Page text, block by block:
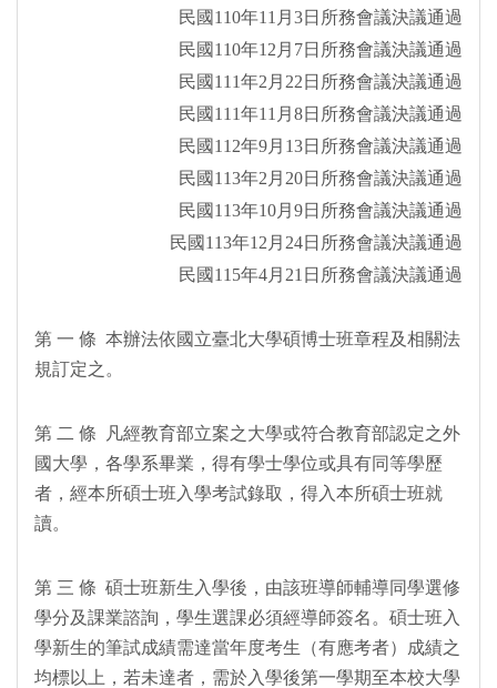
民國110年11月3日所務會議決議通過
民國110年12月7日所務會議決議通過
民國111年2月22日所務會議決議通過
民國111年11月8日所務會議決議通過
民國112年9月13日所務會議決議通過
民國113年2月20日所務會議決議通過
民國113年10月9日所務會議決議通過
民國113年12月24日所務會議決議通過
民國115年4月21日所務會議決議通過
第 一 條 本辦法依國立臺北大學碩博士班章程及相關法
規訂定之。
第 二 條 凡經教育部立案之大學或符合教育部認定之外
國大學，各學系畢業，得有學士學位或具有同等學歷
者，經本所碩士班入學考試錄取，得入本所碩士班就
讀。
第 三 條 碩士班新生入學後，由該班導師輔導同學選修
學分及課業諮詢，學生選課必須經導師簽名。碩士班入
學新生的筆試成績需達當年度考生（有應考者）成績之
均標以上，若未達者，需於入學後第一學期至本校大學